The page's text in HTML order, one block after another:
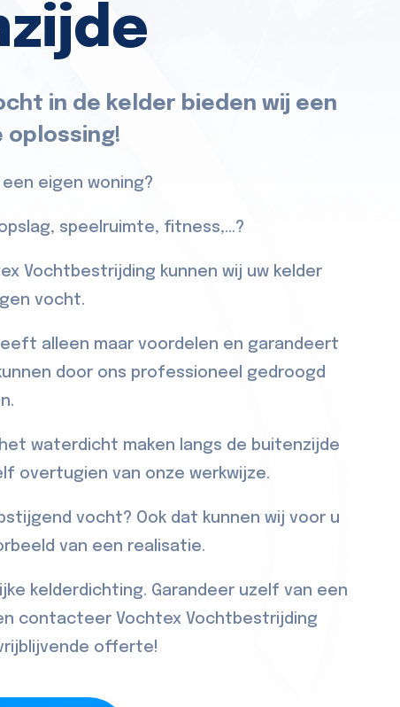
in de kelder bieden wij een
eigen woning?
speelruimte, fitness,...?
Vochtbestrijding kunnen wij uw kelder
vocht.
alleen maar voordelen en garandeert
door ons professioneel gedroogd
waterdicht maken langs de buitenzijde
overtugien van onze werkwijze.
vocht? Ook dat kunnen wij voor u
van een realisatie.
kelderdichting. Garandeer uzelf van een
contacteer Vochtex Vochtbestrijding
offerte!